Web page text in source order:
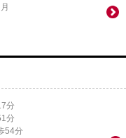
分
分
54分